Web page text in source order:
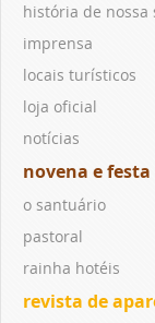
história de nossa
imprensa
locais turísticos
loja oficial
notícias
novena e festa
o santuário
pastoral
rainha hotéis
revista de